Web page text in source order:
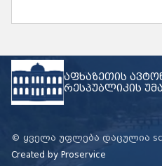
აფხაზეთის
რესპუბლიკის
© ყველა უფლება დაცულია
Created by Proservice